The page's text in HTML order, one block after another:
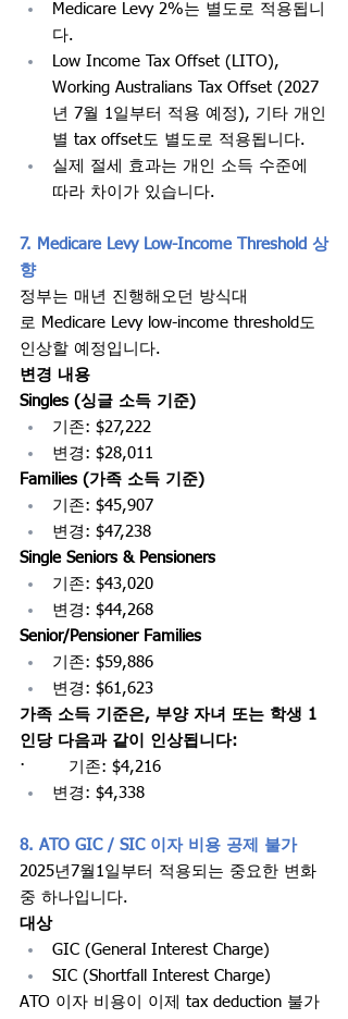
Medicare Levy 2%는 별도로 적용됩니
다.
Low Income Tax Offset (LITO),
Working Australians Tax Offset (2027
년 7월 1일부터 적용 예정), 기타 개인
별 tax offset도 별도로 적용됩니다.
실제 절세 효과는 개인 소득 수준에
따라 차이가 있습니다.
7. Medicare Levy Low-Income Threshold 상
향
정부는 매년 진행해오던 방식대
로 Medicare Levy low-income threshold도
인상할 예정입니다.
변경 내용
Singles (싱글 소득 기준)
기존: $27,222
변경: $28,011
Families (가족 소득 기준)
기존: $45,907
변경: $47,238
Single Seniors & Pensioners
기존: $43,020
변경: $44,268
Senior/Pensioner Families
기존: $59,886
변경: $61,623
가족 소득 기준은, 부양 자녀 또는 학생 1
인당 다음과 같이 인상됩니다:
·        기존: $4,216
변경: $4,338
8. ATO GIC / SIC 이자 비용 공제 불가
2025년7월1일부터 적용되는 중요한 변화
중 하나입니다.
대상
GIC (General Interest Charge)
SIC (Shortfall Interest Charge)
ATO 이자 비용이 이제 tax deduction 불가